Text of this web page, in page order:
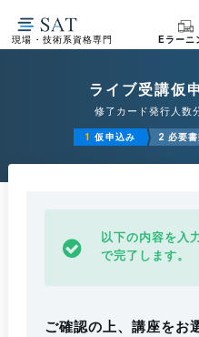
現場・技術系資格専門 Eラーニ
ライブ受講仮
修了カード発行人数
1 仮申込み 2 必要
以下の内容を入
で完了します。
ご確認の上、講座をお